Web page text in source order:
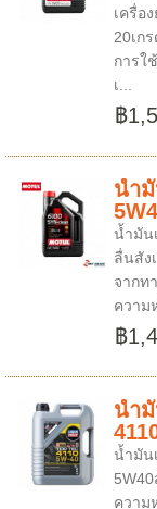
เครื่อ
20เก
การใ
เ...
฿
น้ำ
น้ำมัน
ลื่นสัง
จากท
ความ
฿
น้ำมั
น้ำมัน
ความ